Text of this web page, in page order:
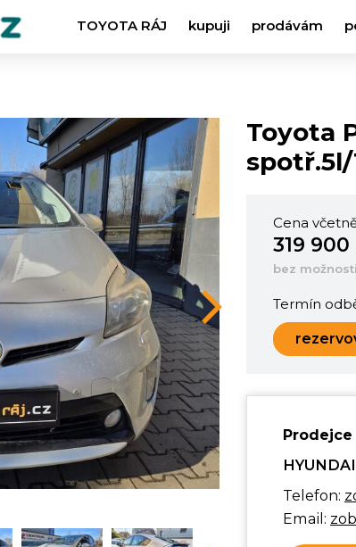
TOYOTA RÁJ kupuji prodávám
Next
Toyota
Cena
319 900
bez
Termín
Prodejce
Telefon:
Email: